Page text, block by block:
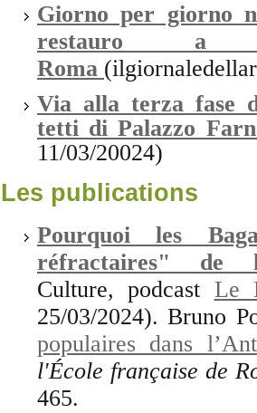
Giorno per giorno
restauro a
Roma
Via alla terza fase
tetti di Palazzo
11/03/20024)
Les publications
Pourquoi les
réfractaires" de
Culture, podcast Le
25/03/2024). Bruno
populaires dans
l'École française de
465.